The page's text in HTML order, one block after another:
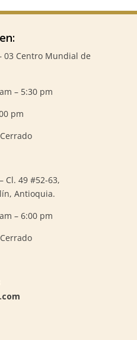
03 Centro Mundial de
– 5:30 pm
pm
Cl. 49 #52-63,
Antioquia.
– 6:00 pm